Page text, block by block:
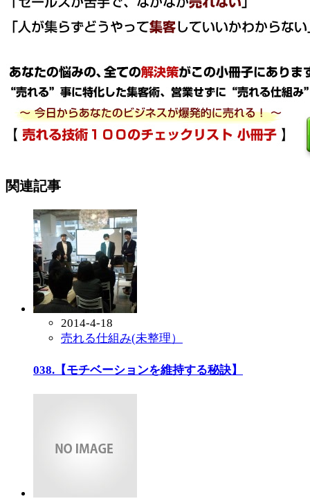
関連記事
2014-4-18
売れる仕組み(未整理）
038.【モチベーションを維持する秘訣】